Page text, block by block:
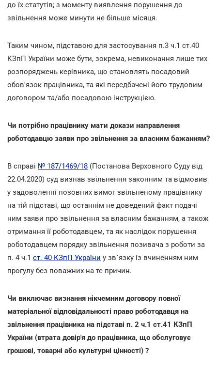
до їх статутів; з моменту виявлення порушення до
звільнення може минути не більше місяця.
Таким чином, підставою для застосування п.3 ч.1 ст.40
КЗпП України може бути, зокрема, невиконання лише тих
розпоряджень керівника, що становлять посадовий
обов'язок працівника, та які передбачені його трудовим
договором та/або посадовою інструкцією.
Чи потрібно працівнику мати докази направлення
роботодавцю заяви про звільнення за власним бажанням?
В справі № 187/1469/18 (Постанова Верховного Суду від
22.04.2020) суд визнав звільнення законним та відмовив
у задоволенні позовних вимог звільненому працівнику
на тій підставі, що останнім не доведений факт подачі
ним заяви про звільнення за власним бажанням, а також
отримання її роботодавцем, та як наслідок порушення
роботодавцем порядку звільнення позивача з роботи за
п. 4 ч.1 ст. 40 КЗпП України у зв`язку із вчиненням ним
прогулу без поважних на те причин.
Чи виключає визнання нікчемним договору повної
матеріальної відповідальності право роботодавця на
звільнення працівника на підставі п. 2 ч.1 ст.41 КЗпП
України (втрата довір'я до працівника, що обслуговує
грошові, товарні або культурні цінності) ?